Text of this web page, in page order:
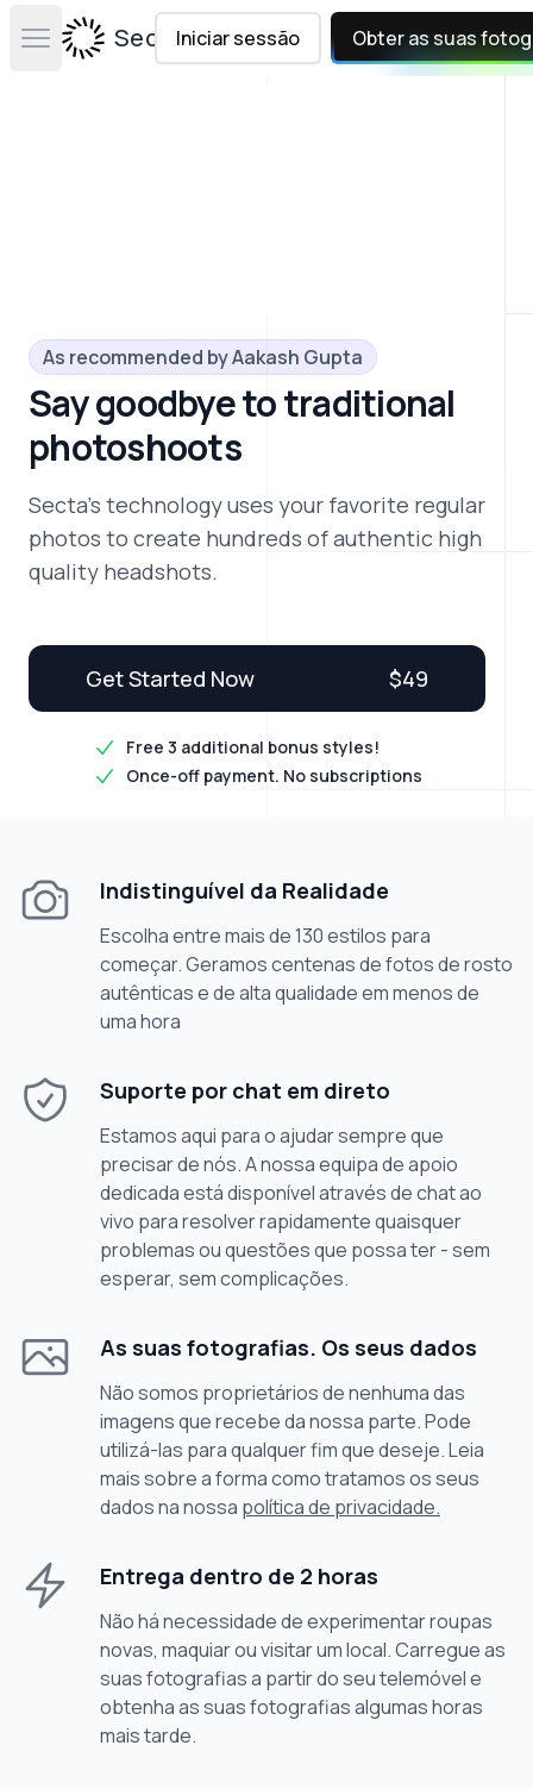
Open main menuSecta Labs
Iniciar sessão Obter as suas
As recommended byAakash Gupta
Say goodbye to traditional
photoshoots
Secta's technology uses your favorite regular
photos to create hundreds of authentic high
quality headshots.
Get Started Now $49
Free 3 additional bonus styles!
Once-off payment. No subscriptions
Indistinguível da Realidade
Escolha entre mais de 130 estilos para
começar. Geramos centenas de fotos de rosto
autênticas e de alta qualidade em menos de
uma hora
Suporte por chat em direto
Estamos aqui para o ajudar sempre que
precisar de nós. A nossa equipa de apoio
dedicada está disponível através de chat ao
vivo para resolver rapidamente quaisquer
problemas ou questões que possa ter - sem
esperar, sem complicações.
As suas fotografias. Os seus dados
Não somos proprietários de nenhuma das
imagens que recebe da nossa parte. Pode
utilizá-las para qualquer fim que deseje. Leia
mais sobre a forma como tratamos os seus
dados na nossa política de privacidade.
Entrega dentro de 2 horas
Não há necessidade de experimentar roupas
novas, maquiar ou visitar um local. Carregue as
suas fotografias a partir do seu telemóvel e
obtenha as suas fotografias algumas horas
mais tarde.